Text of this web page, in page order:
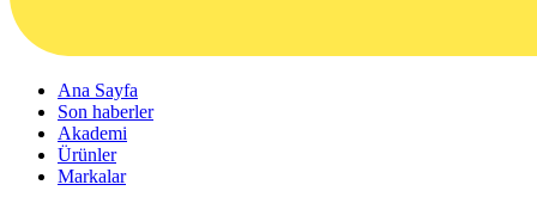
Ana Sayfa
Son haberler
Akademi
Ürünler
Markalar